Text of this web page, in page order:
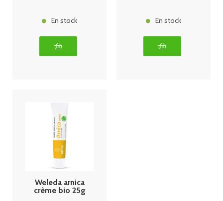
En stock En stock
Weleda arnica
crème bio 25g